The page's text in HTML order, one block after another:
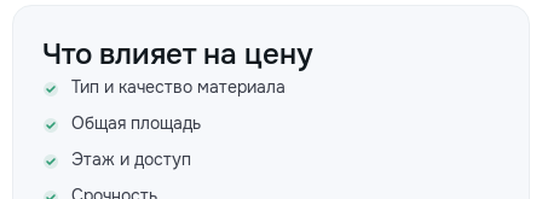
Что влияет на цену
Тип и качество материала
Общая площадь
Этаж и доступ